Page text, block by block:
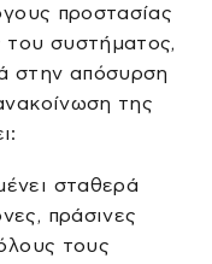
προστασίας
του συστήματος,
στην απόσυρση
της
σταθερά
πράσινες
τους